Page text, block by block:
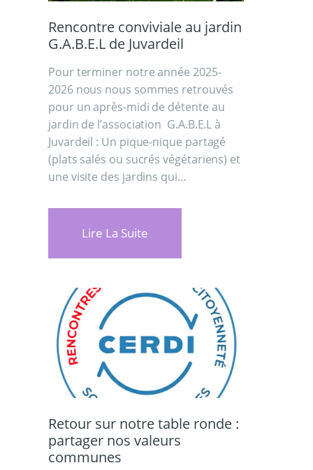
Rencontre conviviale au jardin
G.A.B.E.L de Juvardeil
Pour terminer notre année 2025-
2026 nous nous sommes retrouvés
pour un après-midi de détente au
jardin de l’association G.A.B.E.L à
Juvardeil : Un pique-nique partagé
(plats salés ou sucrés végétariens) et
une visite des jardins qui…
Lire La Suite
Retour sur notre table ronde :
partager nos valeurs
communes